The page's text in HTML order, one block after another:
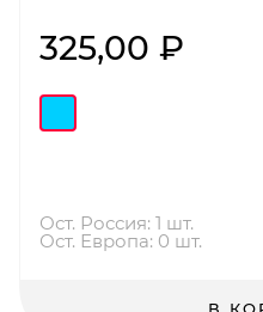
325,00 ₽
Ост. Россия: 1 шт.
Ост. Европа: 0 шт.
В